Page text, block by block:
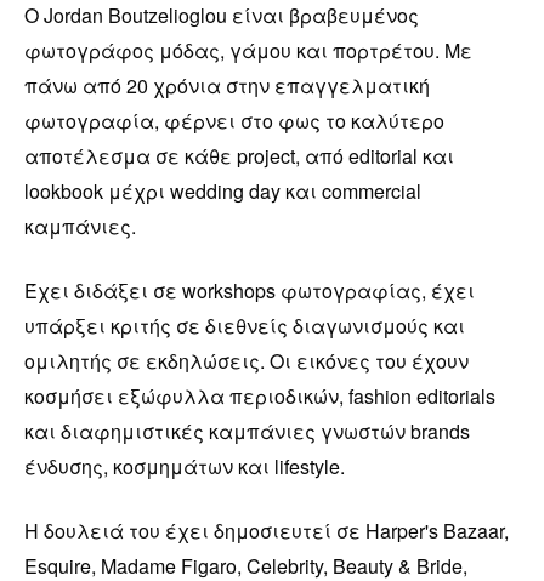
Ο Jordan Boutzelioglou είναι βραβευμένος
φωτογράφος μόδας, γάμου και πορτρέτου. Με
πάνω από 20 χρόνια στην επαγγελματική
φωτογραφία, φέρνει στο φως το καλύτερο
αποτέλεσμα σε κάθε project, από editorial και
lookbook μέχρι wedding day και commercial
καμπάνιες.
Έχει διδάξει σε workshops φωτογραφίας, έχει
υπάρξει κριτής σε διεθνείς διαγωνισμούς και
ομιλητής σε εκδηλώσεις. Οι εικόνες του έχουν
κοσμήσει εξώφυλλα περιοδικών, fashion editorials
και διαφημιστικές καμπάνιες γνωστών brands
ένδυσης, κοσμημάτων και lifestyle.
Η δουλειά του έχει δημοσιευτεί σε Harper's Bazaar,
Esquire, Madame Figaro, Celebrity, Beauty & Bride,